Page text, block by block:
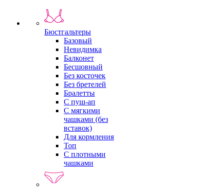
Бюстгальтеры
Базовый
Невидимка
Балконет
Бесшовный
Без косточек
Без бретелей
Бралетты
С пуш-ап
С мягкими
чашками (без
вставок)
Для кормления
Топ
С плотными
чашками